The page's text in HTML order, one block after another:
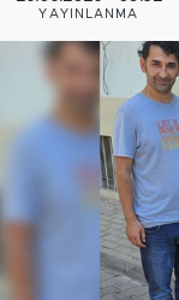
YAYINLANMA